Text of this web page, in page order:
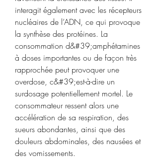
interagit également avec les récepteurs
nucléaires de l’ADN, ce qui provoque
la synthèse des protéines. La
consommation d&#39;amphétamines
à doses importantes ou de façon très
rapprochée peut provoquer une
overdose, c&#39;est-à-dire un
surdosage potentiellement mortel. Le
consommateur ressent alors une
accélération de sa respiration, des
sueurs abondantes, ainsi que des
douleurs abdominales, des nausées et
des vomissements.